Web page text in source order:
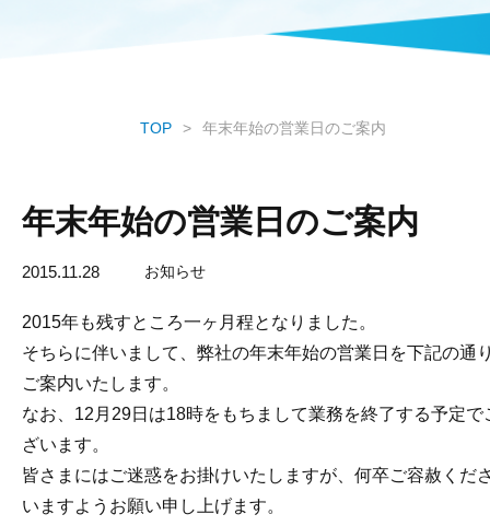
TOP 年末年始の営業日のご案内
年末年始の営業日のご案内
2015.11.28 お知らせ
2015年も残すところ一ヶ月程となりました。
そちらに伴いまして、弊社の年末年始の営業日を下記の通
ご案内いたします。
なお、12月29日は18時をもちまして業務を終了する予定で
ざいます。
皆さまにはご迷惑をお掛けいたしますが、何卒ご容赦くだ
いますようお願い申し上げます。